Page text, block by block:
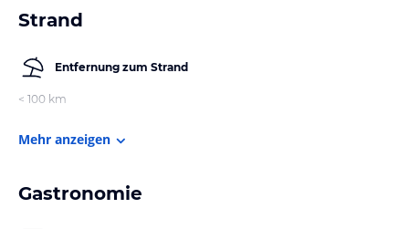
Strand
Entfernung zum Strand
< 100 km
Mehr anzeigen
Gastronomie